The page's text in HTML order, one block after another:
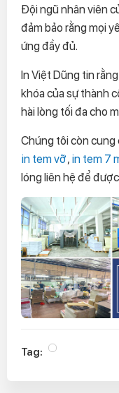
Đội ngũ nhân viên
đảm bảo rằng mọi
ứng đầy đủ.
In Việt Dũng tin
khóa của sự thành
hài lòng tối đa cho
Chúng tôi còn cung
in tem vỡ, in tem 7
lóng liên hệ để
Tag: